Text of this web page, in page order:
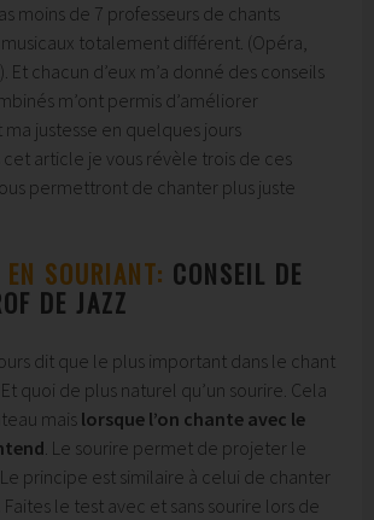
moins de 7 professeurs de chants
totalement différent. (Opéra,
Et chacun d’eux m’a donné des conseils
m’ont permis d’améliorer
justesse en quelques jours
cet article je vous révèle trois de ces
permettront de chanter plus juste
SOURIANT: CONSEIL DE
DE JAZZ
dit que le plus important dans le chant
Et quoi de plus naturel qu’un sourire. Cela
mais lorsque l’on chante avec le
. Le sourire permet de projeter le
Le principe est similaire à celui de chanter
Faites le test avec et sans sourire lors de